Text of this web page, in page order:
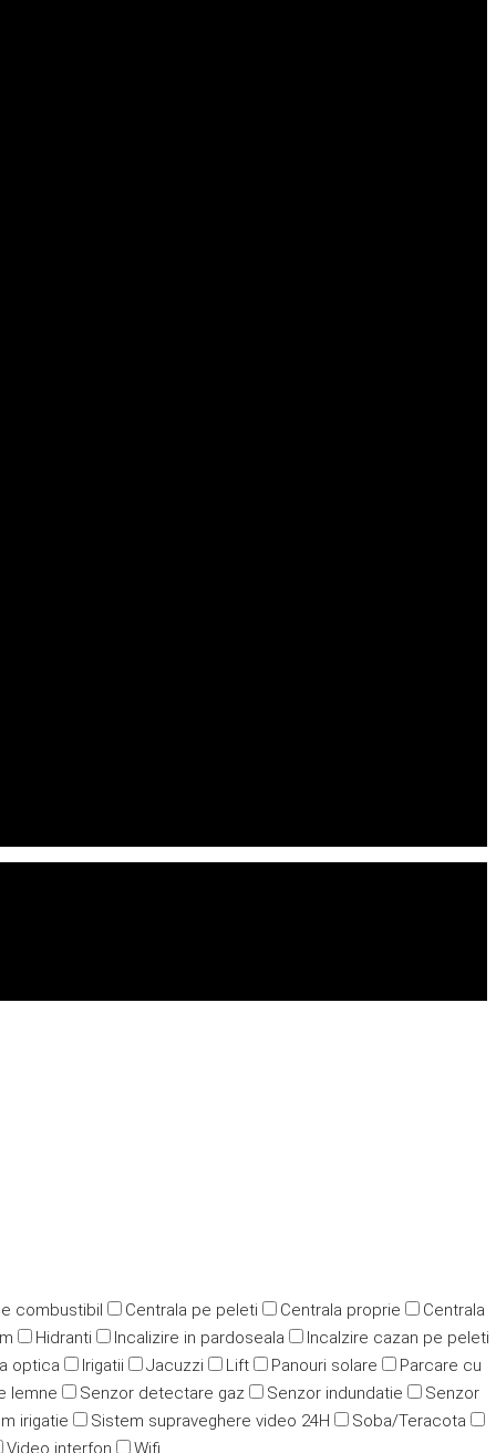
combustibil Centrala pe peleti Centrala proprie
Centrala
Hidranti Incalizire in pardoseala
Incalzire cazan pe peleti
optica Irigatii Jacuzzi Lift Panouri solare
Parcare cu
lemne Senzor detectare gaz Senzor indundatie
Senzor
irigatie Sistem supraveghere video 24H
Soba/Teracota
Video interfon Wifi